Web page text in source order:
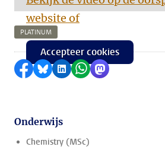
website of
Accepteer cookies
PLATINUM
Delen op Facebook
Delen via Bluesky
Delen op LinkedIn
Delen via
Delen via
Onderwijs
Chemistry (MSc)